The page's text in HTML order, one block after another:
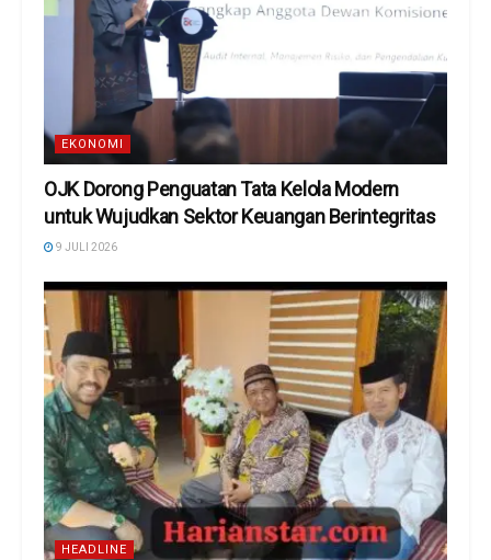
EKONOMI
OJK Dorong Penguatan Tata Kelola Modern
untuk Wujudkan Sektor Keuangan Berintegritas
9 JULI 2026
HEADLINE